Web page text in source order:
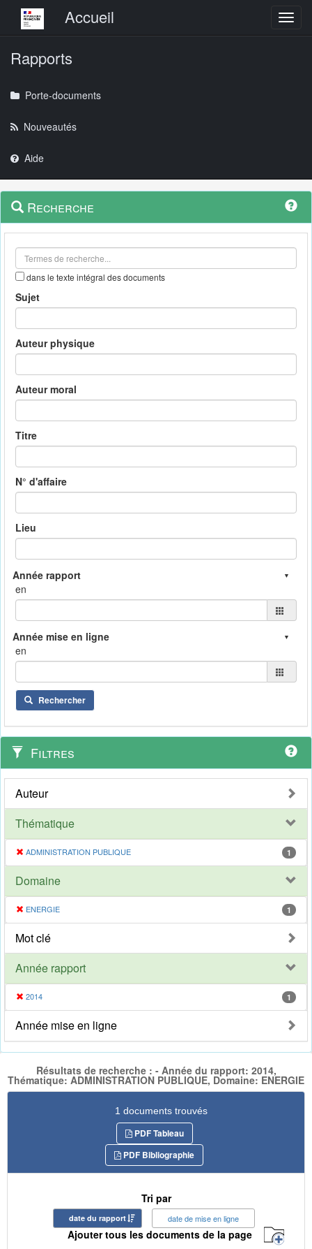
Menu principalAccueil
Rapports
Porte-documents
Nouveautés
Aide
Navigation
outils
Menu
contextuel
Recherche
dans le texte intégral des documents
Sujet
Auteur physique
Auteur moral
Titre
N° d'affaire
Lieu
en
en
Rechercher
Filtres
Auteur
Thématique
ADMINISTRATION PUBLIQUE 1
Domaine
ENERGIE 1
Mot clé
Année rapport
2014 1
Année mise en ligne
Résultats de recherche : - Année du rapport: 2014,
Thématique: ADMINISTRATION PUBLIQUE, Domaine: ENERGIE
1 documents trouvés
PDF Tableau
PDF Bibliographie
Tri par
date du rapport date de mise en ligne
Ajouter tous les documents de la page